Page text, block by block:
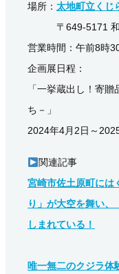
場所： 太地町立くじ
〒649-5171 和歌
営業時間：午前8時
企画展日程：
「一挙蔵出し！寄
ち－」
2024年4月2日～
関連記事
宮崎市佐土原町に
り」が大空を舞い
しまれている！
唯一無二のクジラ体